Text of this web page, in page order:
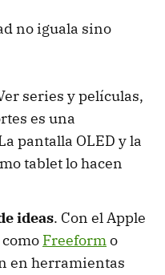
no iguala sino
series y películas,
es una
pantalla OLED y la
tablet lo hacen
ideas. Con el Apple
Freeformo
en herramientas